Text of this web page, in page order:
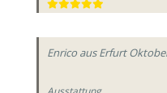
Enrico aus Erfurt